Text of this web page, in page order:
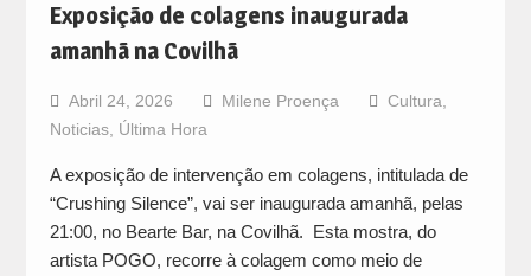
Exposição de colagens inaugurada
amanhã na Covilhã
Abril 24, 2026 Milene Proença Cultura
Noticias, Última Hora
A exposição de intervenção em colagens, intitulada de
“Crushing Silence”, vai ser inaugurada amanhã, pelas
21:00, no Bearte Bar, na Covilhã. Esta mostra, do
artista POGO, recorre à colagem como meio de